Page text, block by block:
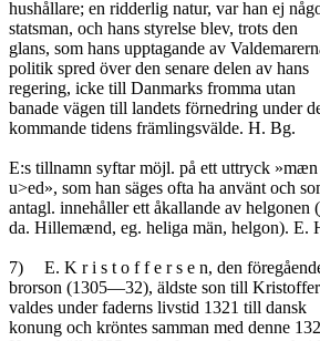
hushållare; en ridderlig natur, var han ej
statsman, och hans styrelse blev, trots den
glans, som hans upptagande av
politik spred över den senare delen av hans
regering, icke till Danmarks fromma utan
banade vägen till landets förnedring under
kommande tidens främlingsvälde. H. Bg.
E:s tillnamn syftar möjl. på ett uttryck »mæn
u>ed», som han säges ofta ha använt och
antagl. innehåller ett åkallande av helgonen
da. Hillemænd, eg. heliga män, helgon). E.
7)	E. K r i s t o f f e r s e n, den föregåendes
brorson (1305—32), äldste son till
valdes under faderns livstid 1321 till dansk
konung och kröntes samman med denne